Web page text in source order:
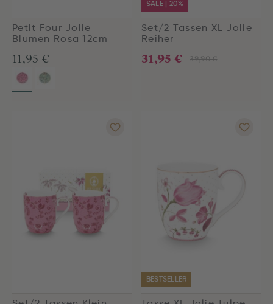
Petit Four Jolie
Blumen Rosa 12cm
11,95 €
SALE | 20%
Set/2 Tassen XL Jolie
Reiher
39,90 €
31,95 €
BESTSELLER